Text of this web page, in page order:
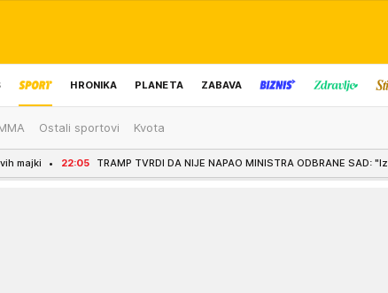
HRONIKA PLANETA ZABAVA
IZBOR UREDNIKA
Ostali sportovi Kvota
TRAMP TVRDI DA NIJE NAPAO MINISTRA ODBRANE SAD: "Izuzetno